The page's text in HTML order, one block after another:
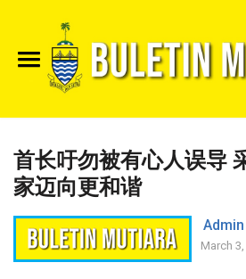
首长吁勿被有心人误导
家迈向更和谐
Admin
March